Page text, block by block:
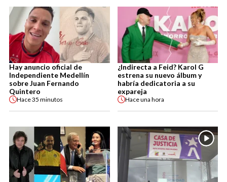
Hay anuncio oficial de
Independiente Medellín
sobre Juan Fernando
Quintero
Hace35 minutos
¿Indirecta a Feid? Karol G
estrena su nuevo álbum y
habría dedicatoria a su
expareja
Haceuna hora